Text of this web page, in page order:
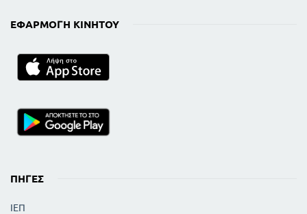
ΕΦΑΡΜΟΓΉ ΚΙΝΗΤΟΎ
ΠΗΓΈΣ
ΙΕΠ